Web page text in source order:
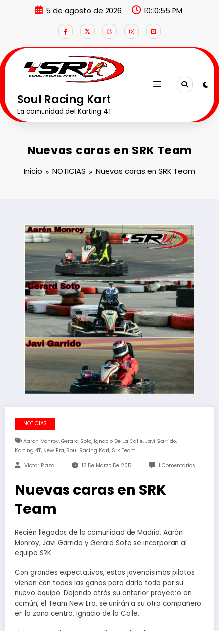
5 de agosto de 2026 10:10:56 PM
Soul Racing Kart
La comunidad del Karting 4T
Nuevas caras en SRK Team
Inicio NOTICIAS Nuevas caras en SRK Team
NOTICIAS
Aaron Monroy, Gerard Soto, Ignacio De La Calle, Javi Garrido,
Karting 4T, New Era, Soul Racing Kart, Srk Team
Victor Plaza 13 De Marzo De 2017 1 Comentarios
Nuevas caras en SRK
Team
Recién llegados de la comunidad de Madrid, Aarón
Monroy, Javi Garrido y Gerard Soto se incorporan al
equipo SRK.
Con grandes expectativas, estos jovencísimos pilotos
vienen con todas las ganas para darlo todo por su
nuevo equipo. Dejando atrás su anterior proyecto en
común, el Team New Era, se unirán a su otro compañero
en la zona centro, Ignacio de la Calle.